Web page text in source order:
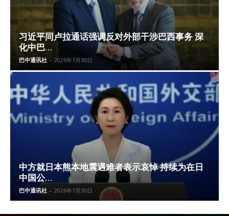
习近平同卢拉通话强调反对外部干涉巴西事务 深
化中巴...
巴中通讯社 - 2026年7月30日
中方就日本熊本地震遇难者表示哀悼 持续为在日
中国公...
巴中通讯社 - 2026年7月30日